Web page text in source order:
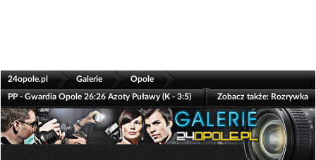
24opole.pl Galerie Opole
PP - Gwardia Opole 26:26 Azoty Puławy (K - 3:5) Zobacz także:Rozrywka